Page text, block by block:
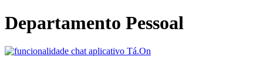
Departamento Pessoal